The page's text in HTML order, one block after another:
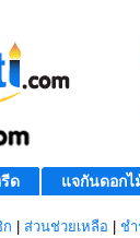
ด แจกันดอกไ
ส่วนช่วยเหลือ ชำ